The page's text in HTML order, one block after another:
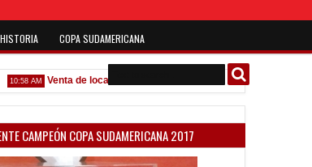
HISTORIA COPA SUDAMERICANA
AM Venta de localidades ante Platense Godoy
CAMPEÓN COPA SUDAMERICANA 2017